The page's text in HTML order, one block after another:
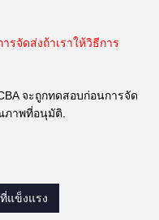
รจัดส่งถ้าเราให้วิธีการ
จะถูกทดสอบก่อนการจัด
ภาพที่อนุมัติ.
แข็งแรง